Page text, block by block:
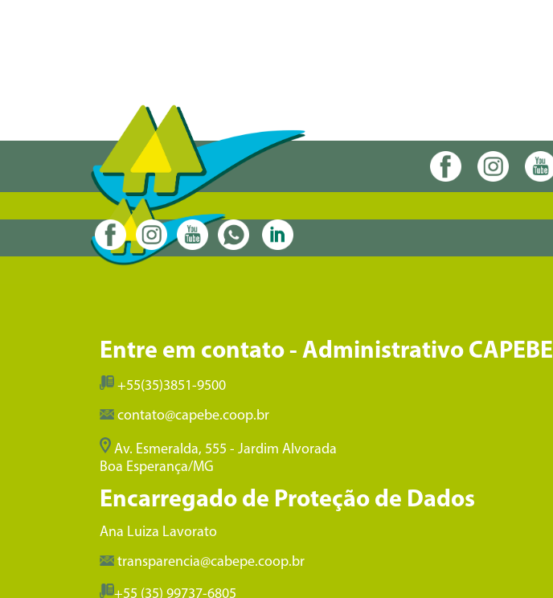
Entre em contato - Administrativo CAPEBE
+55(35)3851-9500
contato@capebe.coop.br
Av. Esmeralda, 555 - Jardim Alvorada
Boa Esperança/MG
Encarregado de Proteção de Dados
Ana Luiza Lavorato
transparencia@cabepe.coop.br
+55 (35) 99737-6805